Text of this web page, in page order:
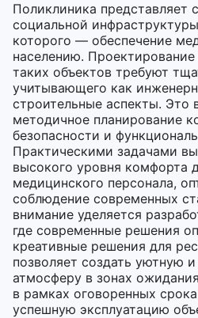
Поликлиника представляет
социальной
которого — обеспечение
населению. Проектирование
таких объектов требуют
учитывающего как
строительные аспекты. Это
методичное планирование
безопасности и
Практическими задачами
высокого уровня комфорта
медицинского персонала,
соблюдение современных
внимание уделяется
где современные решения
креативные решения для
позволяет создать уютную
атмосферу в зонах
в рамках оговоренных
успешную эксплуатацию